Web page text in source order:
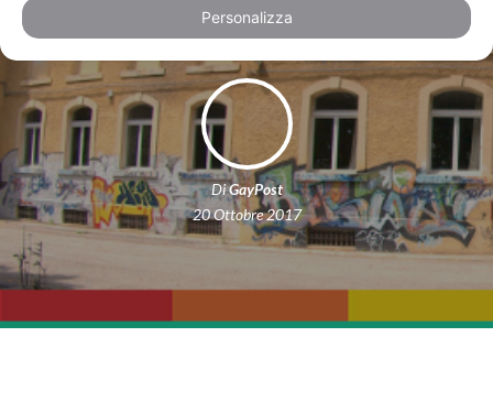
DiGayPost
20 Ottobre 2017
Personalizza